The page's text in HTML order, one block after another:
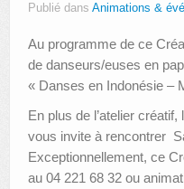
Publié dans Animations &
Au programme de ce
de danseurs/euses en
« Danses en Indonésie –
En plus de l’atelier
vous invite à rencontrer
Exceptionnellement, ce
au 04 221 68 32 ou